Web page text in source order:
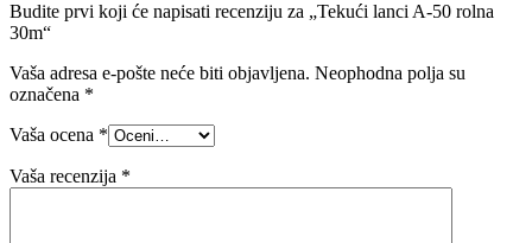
Budite prvi koji će napisati recenziju za „Tekući lanci A-50 rolna
30m“
Vaša adresa e-pošte neće biti objavljena. Neophodna polja su
označena *
Vaša ocena *
Vaša recenzija *